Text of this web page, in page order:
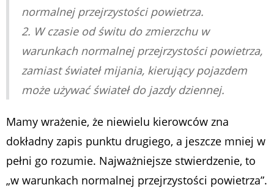
normalnej przejrzystości powietrza.
2. W czasie od świtu do zmierzchu w
warunkach normalnej przejrzystości powietrza,
zamiast świateł mijania, kierujący pojazdem
może używać świateł do jazdy dziennej.
Mamy wrażenie, że niewielu kierowców zna
dokładny zapis punktu drugiego, a jeszcze mniej w
pełni go rozumie. Najważniejsze stwierdzenie, to
„w warunkach normalnej przejrzystości powietrza”.